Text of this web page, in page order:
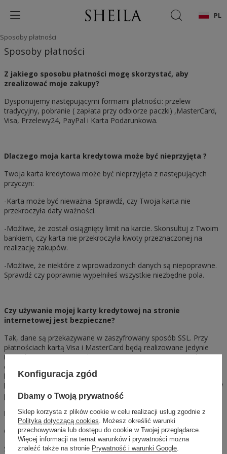
PL
Sposoby płatności
Sposoby płatności
Z jakiego sposobu płatności mogę skorzystać, aby
zrealizować moje zakupy?
Dysponujemy następującymi formami płatności: przelew
tradycyjny, pobranie ( zapłata przy odbiorze paczki) ,MasterCard,
Visa, Przelewy24, PayPal i Karta Podarunkowa.
Dlaczego moja karta kredytowa może być nieprzyjęta ?
Twoja karta kredytowa może być nieprzyjęta z następujących
przyczyn:
-Karta może być nieważna. Sprawdź, czy Twoja karta nie
przekroczyła daty ważności.
-Możliwe, że został osiągnięty limit na karcie. Skonsultuj z Twoim
bankiem, czy karta nie przekroczyła kwoty przeznaczonej na
realizację zakupów.
-Możliwe, że niektóre z wprowadzonych danych są niepoprawne.
Sprawdź czy poprawnie wypełniłeś wszystkie niezbędne pola.
Czy używanie mojej karty kredytowej na stronie
internetowej jest bezpieczne?
Tak, dane są przekazywane w zaszyfrowany sposób SSL. Przy
płatnościach kartą Visa i MasterCard będą realizowane jedynie
transakcje SET ( Secure Electronic Transaction). Po sprawdzeniu,
czy karta należy do systemu SET, system skontaktuje się z
bankiem , który ją wydał, aby kupujący autoryzował zakup. Gdy
bank potwierdzi autentyczność, dokonamy obciążenia na karcie. W
przeciwnym wypadku zamówienie zostanie anulowane.
Dane do przelewu bankowego:
Odbiorca:
SHEILA
Konfiguracja zgód
Dbamy o Twoją prywatność
Sklep korzysta z plików cookie w celu realizacji usług zgodnie z
Polityką dotyczącą cookies. Możesz określić warunki
przechowywania lub dostępu do cookie w Twojej przeglądarce.
Więcej informacji na temat warunków i prywatności można
znaleźć także na stronie Prywatność i warunki Google.